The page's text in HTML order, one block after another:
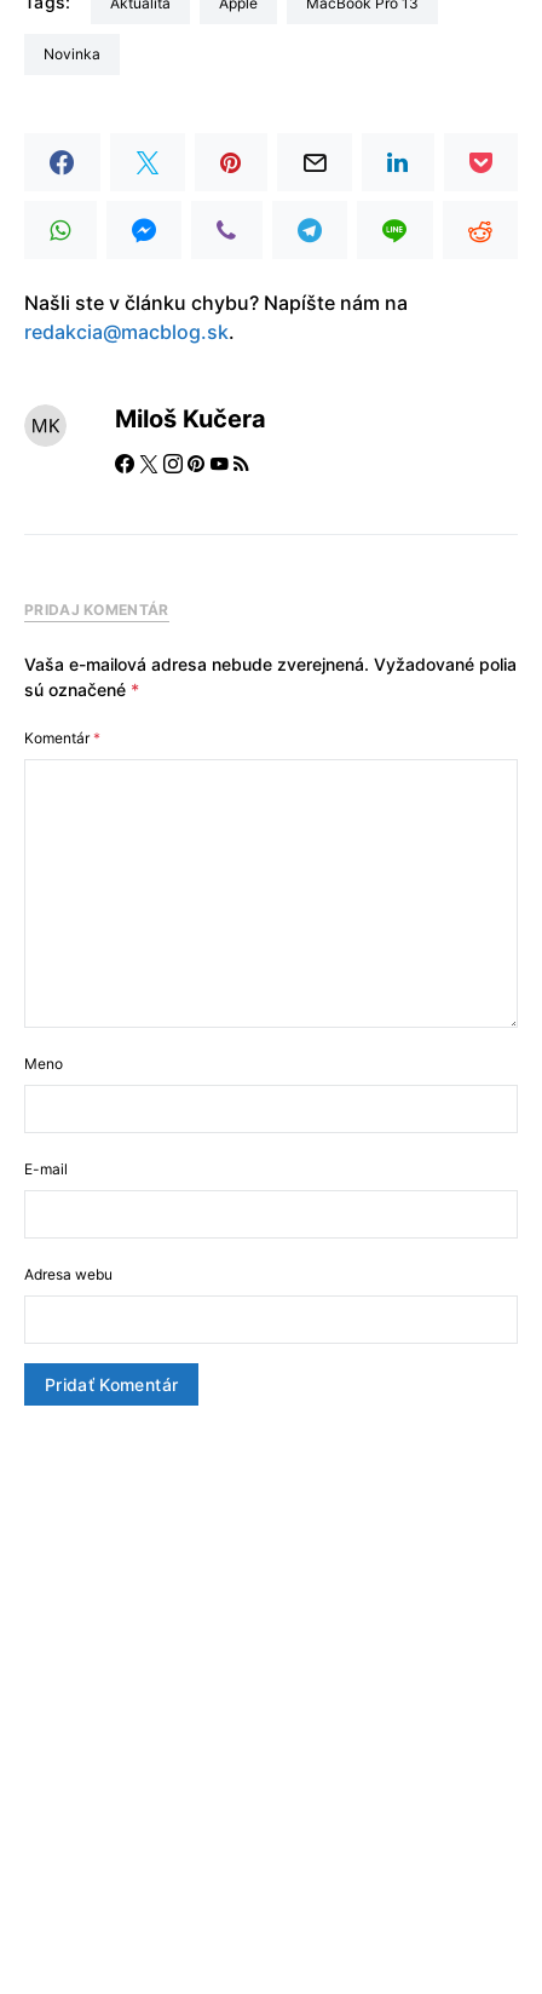
Novinka
Našli ste v článku chybu? Napíšte nám na
redakcia@macblog.sk.
Miloš Kučera
PRIDAJ KOMENTÁR
Vaša e-mailová adresa nebude zverejnená. Vyžadované polia
sú označené *
Komentár*
Meno
E-mail
Adresa webu